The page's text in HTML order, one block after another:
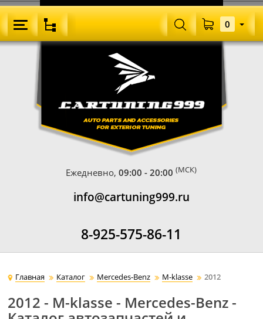
Ежедневно,09:00 - 20:00 (МСК)
info@cartuning999.ru
8-925-575-86-11
0
Главная Каталог Mercedes-Benz M-klasse 2012
2012 - M-klasse - Mercedes-Benz -